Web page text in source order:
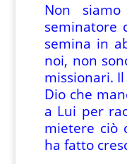
Non
seminatore
semina in
noi, non
missionari.
Dio che
a Lui per
mietere ciò
ha fatto